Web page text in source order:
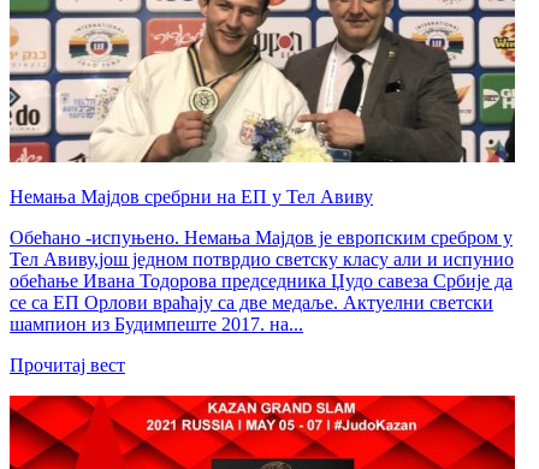
Немања Мајдов сребрни на ЕП у Тел Авиву
Обећано -испуњено. Немања Мајдов је европским сребром у
Тел Авиву,још једном потврдио светску класу али и испунио
обећање Ивана Тодорова председника Џудо савеза Србије да
се са ЕП Орлови враћају са две медаље. Актуелни светски
шампион из Будимпеште 2017. на...
Прочитај вест